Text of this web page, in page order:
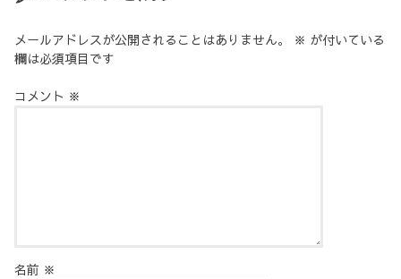
メールアドレスが公開されることはありません。 ※ が付いている
欄は必須項目です
コメント ※
名前 ※